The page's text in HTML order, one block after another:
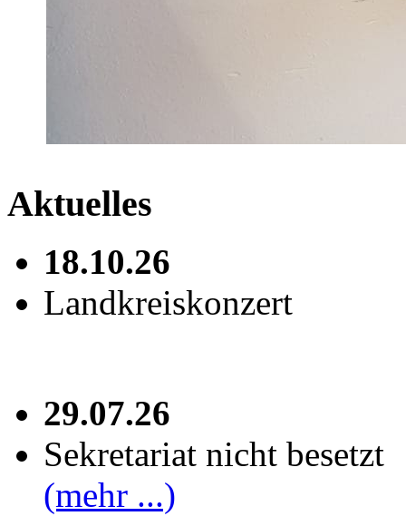
Aktuelles
18.10.26
Landkreiskonzert
29.07.26
Sekretariat nicht besetzt
(mehr ...)